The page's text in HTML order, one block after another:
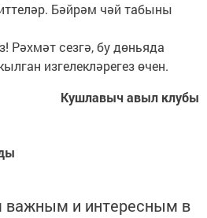
Бәйрәм чәй табыны
Рәхмәт сезгә, бу дөньяда
изгелекләрегез өчен.
Кушлавыч авыл клубы
важным и интересным в